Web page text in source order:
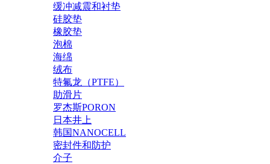
缓冲减震和衬垫
硅胶垫
橡胶垫
泡棉
海绵
绒布
特氟龙（PTFE）
助滑片
罗杰斯PORON
日本井上
韩国NANOCELL
密封件和防护
介子